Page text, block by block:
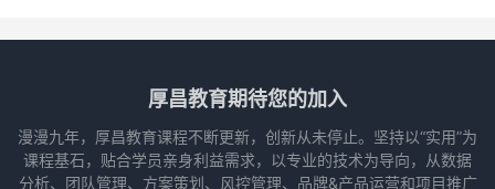
厚昌教育期待您的加入
漫漫九年，厚昌教育课程不断更新，创新从未停止。坚持以“实用”为
课程基石，贴合学员亲身利益需求，以专业的技术为导向，从数据
分析、团队管理、方案策划、风控管理、品牌&产品运营和项目推广